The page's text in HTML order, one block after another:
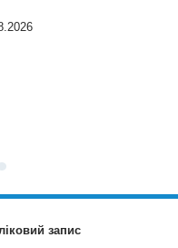
запис